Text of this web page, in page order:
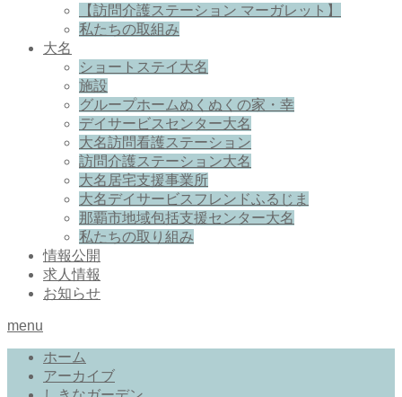
【訪問介護ステーション マーガレット】
私たちの取組み
大名
ショートステイ大名
施設
グループホームぬくぬくの家・幸
デイサービスセンター大名
大名訪問看護ステーション
訪問介護ステーション大名
大名居宅支援事業所
大名デイサービスフレンドふるじま
那覇市地域包括支援センター大名
私たちの取り組み
情報公開
求人情報
お知らせ
menu
ホーム
アーカイブ